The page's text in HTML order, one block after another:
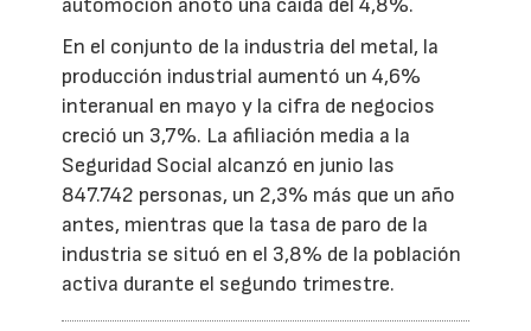
automoción anotó una caída del 4,8%.
En el conjunto de la industria del metal, la
producción industrial aumentó un 4,6%
interanual en mayo y la cifra de negocios
creció un 3,7%. La afiliación media a la
Seguridad Social alcanzó en junio las
847.742 personas, un 2,3% más que un año
antes, mientras que la tasa de paro de la
industria se situó en el 3,8% de la población
activa durante el segundo trimestre.